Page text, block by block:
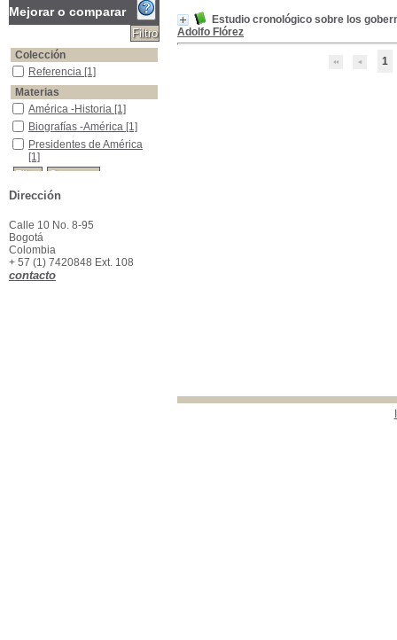
Estudio cronológico sobre los
Adolfo Flórez
1
Mejorar o comparar
Colección
Referencia
Referencia [1]
Materias
América -Historia
América -Historia [1]
Biografías -América
Biografías -América [1]
Presidentes de América
Presidentes de América
[1]
Dirección
Calle 10 No. 8-95
Bogotá
Colombia
+ 57 (1) 7420848 Ext. 108
contacto